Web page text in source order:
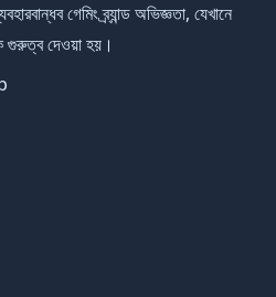
গেমিং ব্র্যান্ড অভিজ্ঞতা, যেখানে
গুরুত্ব দেওয়া হয়।